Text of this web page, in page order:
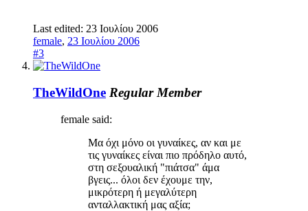
Last edited: 23 Ιουλίου 2006
female, 23 Ιουλίου 2006
#3
TheWildOne Regular Member
female said:
Μα όχι μόνο οι γυναίκες, αν και με
τις γυναίκες είναι πιο πρόδηλο αυτό,
στη σεξουαλική "πιάτσα" άμα
βγεις... όλοι δεν έχουμε την,
μικρότερη ή μεγαλύτερη
ανταλλακτική μας αξία;